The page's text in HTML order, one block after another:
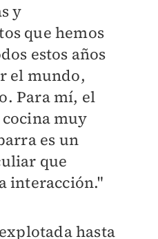
y
que hemos
estos años
el mundo,
Para mí, el
muy
es un
que
interacción."
hasta